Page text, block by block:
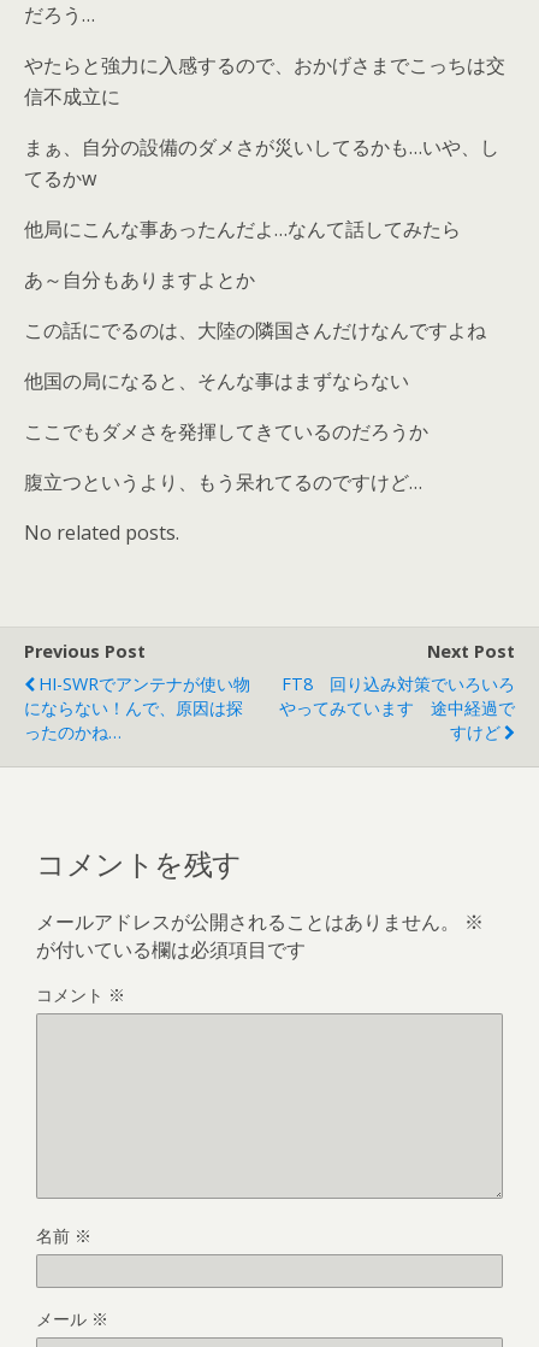
だろう…
やたらと強力に入感するので、おかげさまでこっちは交
信不成立に
まぁ、自分の設備のダメさが災いしてるかも…いや、し
てるかw
他局にこんな事あったんだよ…なんて話してみたら
あ～自分もありますよとか
この話にでるのは、大陸の隣国さんだけなんですよね
他国の局になると、そんな事はまずならない
ここでもダメさを発揮してきているのだろうか
腹立つというより、もう呆れてるのですけど…
No related posts.
Previous Post
HI-SWRでアンテナが使い物
にならない！んで、原因は探
ったのかね…
Next Post
FT8 回り込み対策でいろいろ
やってみています 途中経過で
すけど
コメントを残す
メールアドレスが公開されることはありません。
※
が付いている欄は必須項目です
コメント ※
名前 ※
メール ※